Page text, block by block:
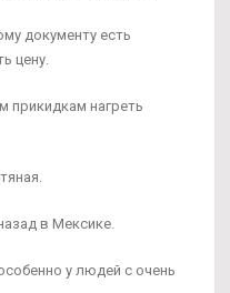
документу есть
цену.
прикидкам нагреть
в Мексике.
у людей с очень